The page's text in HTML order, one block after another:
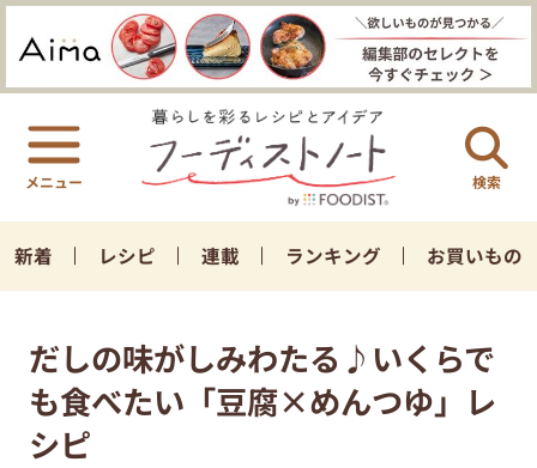
検索
新着 レシピ 連載 ランキング お買いもの
だしの味がしみわたる♪いくらで
も食べたい「豆腐×めんつゆ」レ
シピ